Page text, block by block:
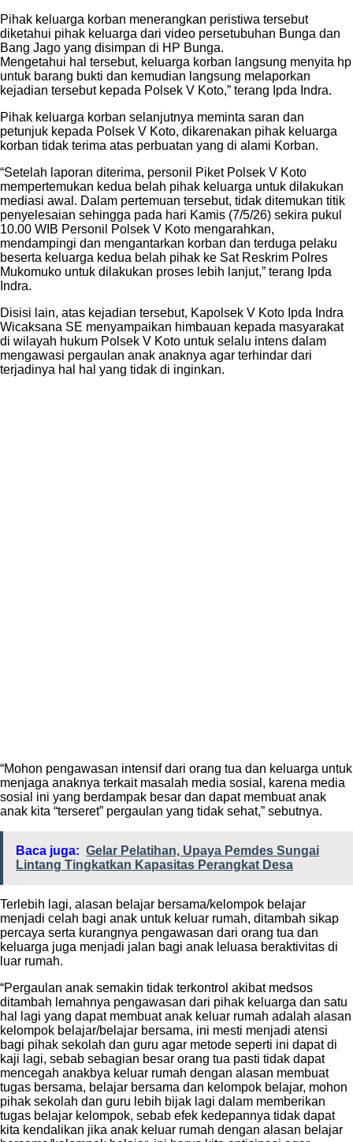
Pihak keluarga korban menerangkan peristiwa tersebut
diketahui pihak keluarga dari video persetubuhan Bunga dan
Bang Jago yang disimpan di HP Bunga.
Mengetahui hal tersebut, keluarga korban langsung menyita hp
untuk barang bukti dan kemudian langsung melaporkan
kejadian tersebut kepada Polsek V Koto,” terang Ipda Indra.
Pihak keluarga korban selanjutnya meminta saran dan
petunjuk kepada Polsek V Koto, dikarenakan pihak keluarga
korban tidak terima atas perbuatan yang di alami Korban.
“Setelah laporan diterima, personil Piket Polsek V Koto
mempertemukan kedua belah pihak keluarga untuk dilakukan
mediasi awal. Dalam pertemuan tersebut, tidak ditemukan titik
penyelesaian sehingga pada hari Kamis (7/5/26) sekira pukul
10.00 WIB Personil Polsek V Koto mengarahkan,
mendampingi dan mengantarkan korban dan terduga pelaku
beserta keluarga kedua belah pihak ke Sat Reskrim Polres
Mukomuko untuk dilakukan proses lebih lanjut,” terang Ipda
Indra.
Disisi lain, atas kejadian tersebut, Kapolsek V Koto Ipda Indra
Wicaksana SE menyampaikan himbauan kepada masyarakat
di wilayah hukum Polsek V Koto untuk selalu intens dalam
mengawasi pergaulan anak anaknya agar terhindar dari
terjadinya hal hal yang tidak di inginkan.
“Mohon pengawasan intensif dari orang tua dan keluarga untuk
menjaga anaknya terkait masalah media sosial, karena media
sosial ini yang berdampak besar dan dapat membuat anak
anak kita “terseret” pergaulan yang tidak sehat,” sebutnya.
Baca juga: Gelar Pelatihan, Upaya Pemdes Sungai
Lintang Tingkatkan Kapasitas Perangkat Desa
Terlebih lagi, alasan belajar bersama/kelompok belajar
menjadi celah bagi anak untuk keluar rumah, ditambah sikap
percaya serta kurangnya pengawasan dari orang tua dan
keluarga juga menjadi jalan bagi anak leluasa beraktivitas di
luar rumah.
“Pergaulan anak semakin tidak terkontrol akibat medsos
ditambah lemahnya pengawasan dari pihak keluarga dan satu
hal lagi yang dapat membuat anak keluar rumah adalah alasan
kelompok belajar/belajar bersama, ini mesti menjadi atensi
bagi pihak sekolah dan guru agar metode seperti ini dapat di
kaji lagi, sebab sebagian besar orang tua pasti tidak dapat
mencegah anakbya keluar rumah dengan alasan membuat
tugas bersama, belajar bersama dan kelompok belajar, mohon
pihak sekolah dan guru lebih bijak lagi dalam memberikan
tugas belajar kelompok, sebab efek kedepannya tidak dapat
kita kendalikan jika anak keluar rumah dengan alasan belajar